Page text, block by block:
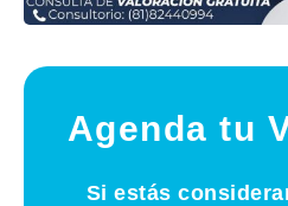
Agenda tu
Si estás